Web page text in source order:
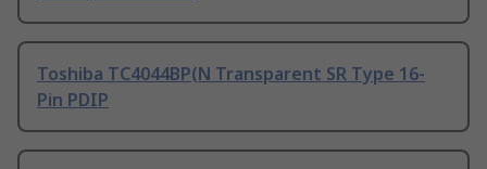
Toshiba TC4044BP(N Transparent SR Type 16-
Pin PDIP